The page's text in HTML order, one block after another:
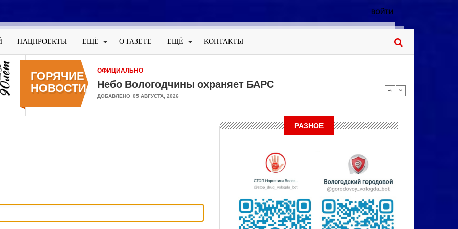
Меню
учётной
записи
пользователя
ВОЙТИ
НАЦПРОЕКТЫ ЕЩЁ О ГАЗЕТЕ ЕЩЁ КОНТАКТЫ
ГОРЯЧИЕ
НОВОСТИ
ОФИЦИАЛЬНО
Небо Вологодчины охраняет БАРС
ДОБАВЛЕНО 05 АВГУСТА, 2026
РАЗНОЕ